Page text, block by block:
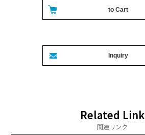
Related Link
関連リンク